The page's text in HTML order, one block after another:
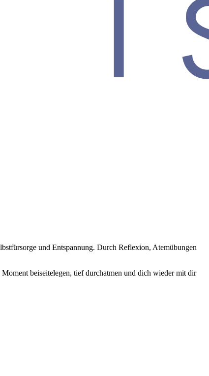
und Entspannung. Durch Reflexion, Atemübungen
beiseitelegen, tief durchatmen und dich wieder mit dir